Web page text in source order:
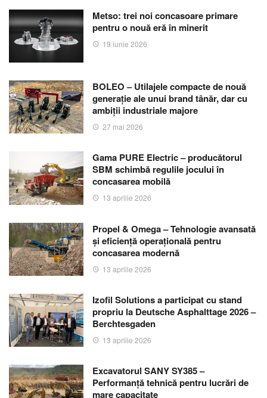
Metso: trei noi concasoare primare
pentru o nouă eră în minerit
19 iunie 2026
BOLEO – Utilajele compacte de nouă
generație ale unui brand tânăr, dar cu
ambiții industriale majore
27 mai 2026
Gama PURE Electric – producătorul
SBM schimbă regulile jocului în
concasarea mobilă
13 aprilie 2026
Propel & Omega – Tehnologie avansată
și eficiență operațională pentru
concasarea modernă
13 aprilie 2026
Izofil Solutions a participat cu stand
propriu la Deutsche Asphalttage 2026 –
Berchtesgaden
13 aprilie 2026
Excavatorul SANY SY385 –
Performanță tehnică pentru lucrări de
mare capacitate